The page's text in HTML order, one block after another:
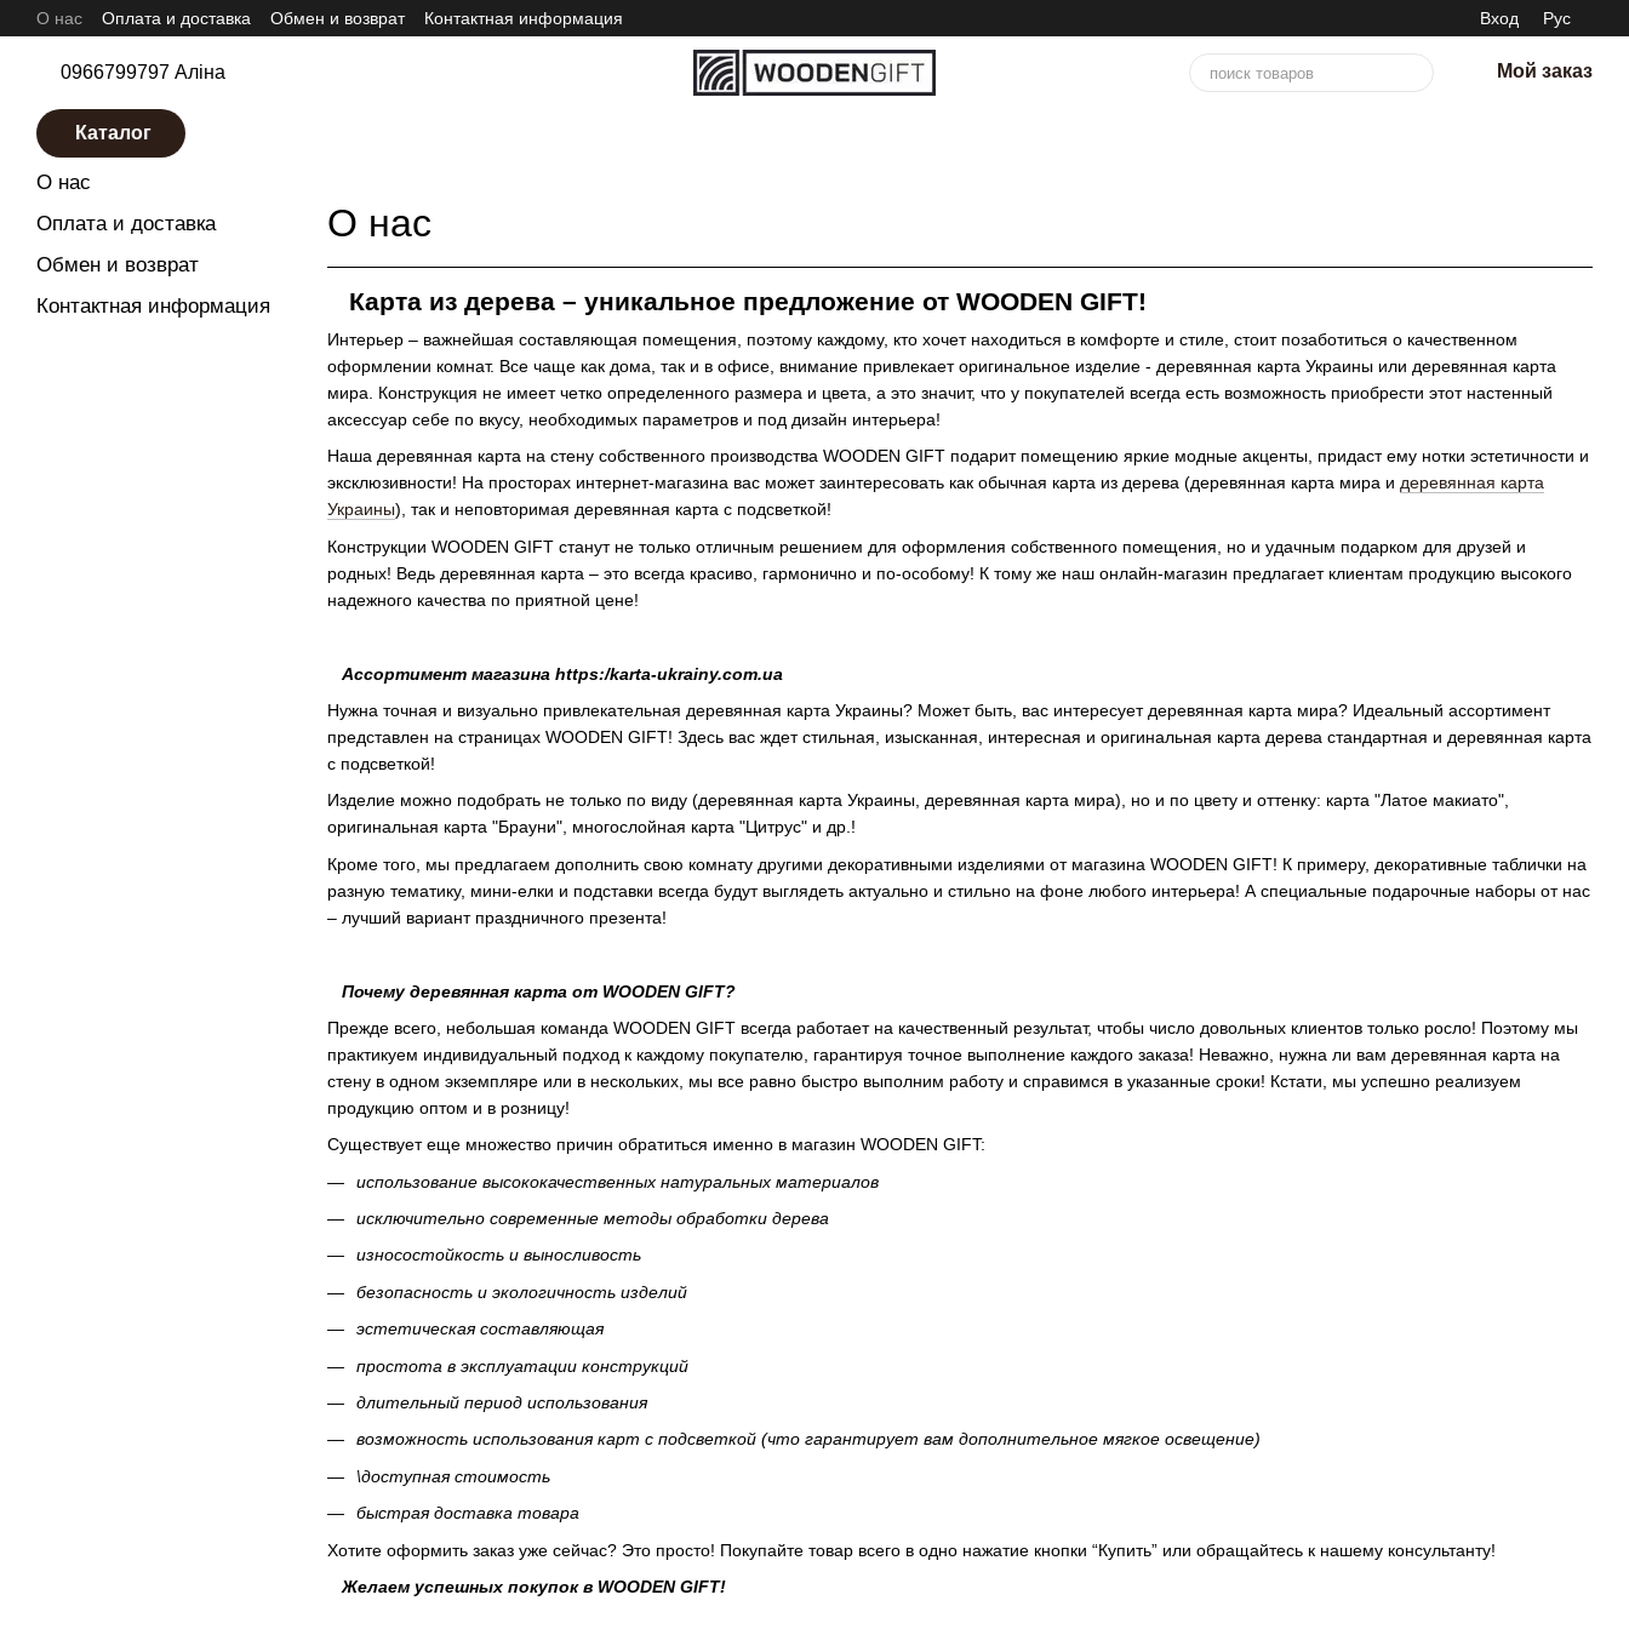
Перейти к основному контенту
О нас Оплата и доставка Обмен и возврат Контактная информация Вход Рус
0966799797 Аліна Мой заказ
Каталог
О нас
Карта из дерева – уникальное предложение от WOODEN GIFT!
Интерьер – важнейшая составляющая помещения, поэтому каждому, кто хочет находиться в комфорте и стиле, стоит позаботиться о качественном
оформлении комнат. Все чаще как дома, так и в офисе, внимание привлекает оригинальное изделие - деревянная карта Украины или деревянная карта
мира. Конструкция не имеет четко определенного размера и цвета, а это значит, что у покупателей всегда есть возможность приобрести этот настенный
аксессуар себе по вкусу, необходимых параметров и под дизайн интерьера!
Наша деревянная карта на стену собственного производства WOODEN GIFT подарит помещению яркие модные акценты, придаст ему нотки эстетичности и
эксклюзивности! На просторах интернет-магазина вас может заинтересовать как обычная карта из дерева (деревянная карта мира и деревянная карта
Украины), так и неповторимая деревянная карта с подсветкой!
Конструкции WOODEN GIFT станут не только отличным решением для оформления собственного помещения, но и удачным подарком для друзей и
родных! Ведь деревянная карта – это всегда красиво, гармонично и по-особому! К тому же наш онлайн-магазин предлагает клиентам продукцию высокого
надежного качества по приятной цене!
Ассортимент магазина https:/karta-ukrainy.com.ua
Нужна точная и визуально привлекательная деревянная карта Украины? Может быть, вас интересует деревянная карта мира? Идеальный ассортимент
представлен на страницах WOODEN GIFT! Здесь вас ждет стильная, изысканная, интересная и оригинальная карта дерева стандартная и деревянная карта
с подсветкой!
Изделие можно подобрать не только по виду (деревянная карта Украины, деревянная карта мира), но и по цвету и оттенку: карта "Латое макиато",
оригинальная карта "Брауни", многослойная карта "Цитрус" и др.!
Кроме того, мы предлагаем дополнить свою комнату другими декоративными изделиями от магазина WOODEN GIFT! К примеру, декоративные таблички на
разную тематику, мини-елки и подставки всегда будут выглядеть актуально и стильно на фоне любого интерьера! А специальные подарочные наборы от нас
– лучший вариант праздничного презента!
Почему деревянная карта от WOODEN GIFT?
Прежде всего, небольшая команда WOODEN GIFT всегда работает на качественный результат, чтобы число довольных клиентов только росло! Поэтому мы
практикуем индивидуальный подход к каждому покупателю, гарантируя точное выполнение каждого заказа! Неважно, нужна ли вам деревянная карта на
стену в одном экземпляре или в нескольких, мы все равно быстро выполним работу и справимся в указанные сроки! Кстати, мы успешно реализуем
продукцию оптом и в розницу!
Существует еще множество причин обратиться именно в магазин WOODEN GIFT:
использование высококачественных натуральных материалов
исключительно современные методы обработки дерева
износостойкость и выносливость
безопасность и экологичность изделий
эстетическая составляющая
простота в эксплуатации конструкций
длительный период использования
возможность использования карт с подсветкой (что гарантирует вам дополнительное мягкое освещение)
\доступная стоимость
быстрая доставка товара
Хотите оформить заказ уже сейчас? Это просто! Покупайте товар всего в одно нажатие кнопки “Купить” или обращайтесь к нашему консультанту!
Желаем успешных покупок в WOODEN GIFT!
О нас
Оплата и доставка
Обмен и возврат
Контактная информация